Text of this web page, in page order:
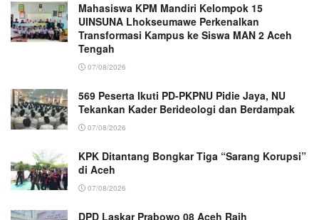
Mahasiswa KPM Mandiri Kelompok 15
UINSUNA Lhokseumawe Perkenalkan
Transformasi Kampus ke Siswa MAN 2 Aceh
Tengah
07/08/2026
569 Peserta Ikuti PD-PKPNU Pidie Jaya, NU
Tekankan Kader Berideologi dan Berdampak
07/08/2026
KPK Ditantang Bongkar Tiga “Sarang Korupsi”
di Aceh
07/08/2026
DPD Laskar Prabowo 08 Aceh Raih